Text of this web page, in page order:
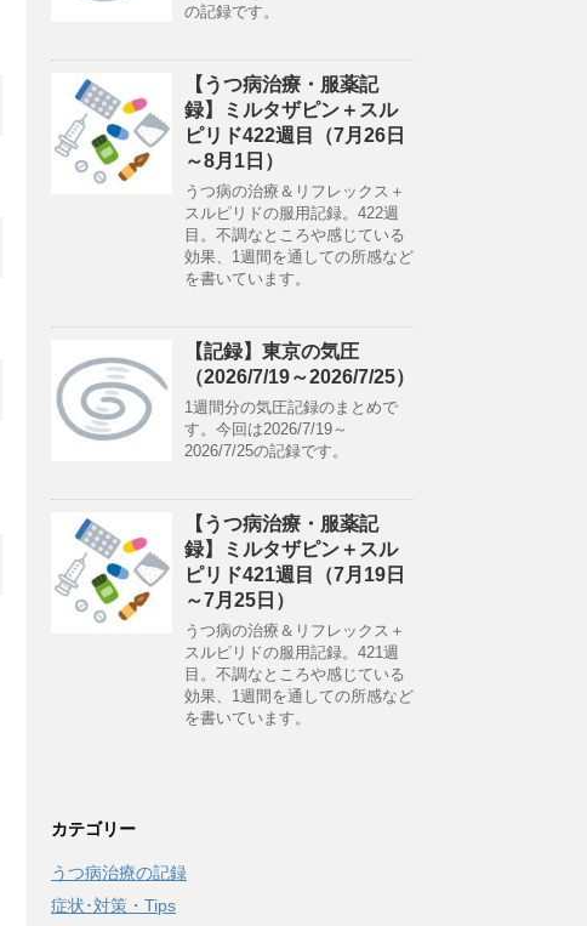
の記録です。
【うつ病治療・服薬記
録】ミルタザピン＋スル
ピリド422週目（7月26日
～8月1日）
うつ病の治療＆リフレックス＋
スルピリドの服用記録。422週
目。不調なところや感じている
効果、1週間を通しての所感など
を書いています。
【記録】東京の気圧
（2026/7/19～2026/7/25）
1週間分の気圧記録のまとめで
す。今回は2026/7/19～
2026/7/25の記録です。
【うつ病治療・服薬記
録】ミルタザピン＋スル
ピリド421週目（7月19日
～7月25日）
うつ病の治療＆リフレックス＋
スルピリドの服用記録。421週
目。不調なところや感じている
効果、1週間を通しての所感など
を書いています。
カテゴリー
うつ病治療の記録
症状･対策・Tips